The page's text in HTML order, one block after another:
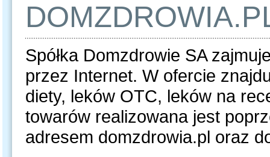
Spółka Domzdrowie SA
przez Internet. W ofercie
diety, leków OTC, leków na
towarów realizowana jest
adresem domzdrowia.pl oraz